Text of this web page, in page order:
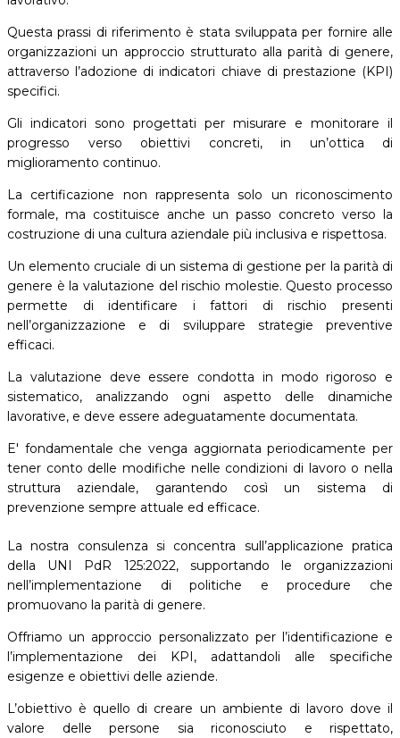
Questa prassi di riferimento è stata sviluppata per fornire alle
organizzazioni un approccio strutturato alla parità di genere,
attraverso l’adozione di indicatori chiave di prestazione (KPI)
specifici.
Gli indicatori sono progettati per misurare e monitorare il
progresso verso obiettivi concreti, in un’ottica di
miglioramento continuo.
La certificazione non rappresenta solo un riconoscimento
formale, ma costituisce anche un passo concreto verso la
costruzione di una cultura aziendale più inclusiva e rispettosa.
Un elemento cruciale di un sistema di gestione per la parità di
genere è la valutazione del rischio molestie. Questo processo
permette di identificare i fattori di rischio presenti
nell’organizzazione e di sviluppare strategie preventive
efficaci.
La valutazione deve essere condotta in modo rigoroso e
sistematico, analizzando ogni aspetto delle dinamiche
lavorative, e deve essere adeguatamente documentata.
E' fondamentale che venga aggiornata periodicamente per
tener conto delle modifiche nelle condizioni di lavoro o nella
struttura aziendale, garantendo così un sistema di
prevenzione sempre attuale ed efficace.
La nostra consulenza si concentra sull’applicazione pratica
della UNI PdR 125:2022, supportando le organizzazioni
nell’implementazione di politiche e procedure che
promuovano la parità di genere.
Offriamo un approccio personalizzato per l’identificazione e
l’implementazione dei KPI, adattandoli alle specifiche
esigenze e obiettivi delle aziende.
L’obiettivo è quello di creare un ambiente di lavoro dove il
valore delle persone sia riconosciuto e rispettato,